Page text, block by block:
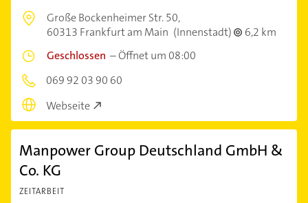
Große Bockenheimer Str. 50,
60313 Frankfurt am Main (Innenstadt)
6,2 km
Geschlossen –Öffnet um 08:00
069 92 03 90 60
Webseite
Manpower Group Deutschland GmbH &
Co. KG
ZEITARBEIT